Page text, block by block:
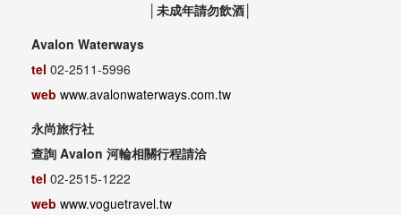
│未成年請勿飲酒│
Avalon Waterways
tel 02-2511-5996
web www.avalonwaterways.com.tw
永尚旅行社
查詢 Avalon 河輪相關行程請洽
tel 02-2515-1222
web www.voguetravel.tw